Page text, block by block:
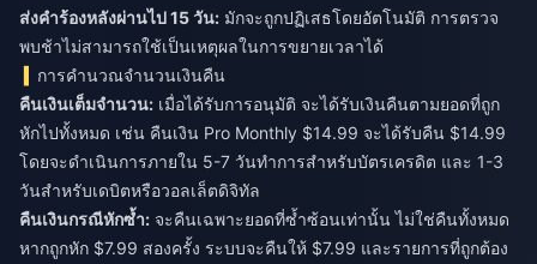
ส่งคำร้องหลังผ่านไป 15 วัน: มักจะถูกปฏิเสธโดยอัตโนมัติ การตรวจ
พบช้าไม่สามารถใช้เป็นเหตุผลในการขยายเวลาได้
การคำนวณจำนวนเงินคืน
คืนเงินเต็มจำนวน: เมื่อได้รับการอนุมัติ จะได้รับเงินคืนตามยอดที่ถูก
หักไปทั้งหมด เช่น คืนเงิน Pro Monthly $14.99 จะได้รับคืน $14.99
โดยจะดำเนินการภายใน 5-7 วันทำการสำหรับบัตรเครดิต และ 1-3
วันสำหรับเดบิตหรือวอลเล็ตดิจิทัล
คืนเงินกรณีหักซ้ำ: จะคืนเฉพาะยอดที่ซ้ำซ้อนเท่านั้น ไม่ใช่คืนทั้งหมด
หากถูกหัก $7.99 สองครั้ง ระบบจะคืนให้ $7.99 และรายการที่ถูกต้อง